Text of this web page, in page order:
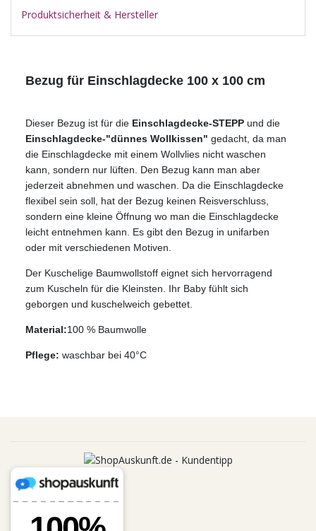
Produktsicherheit & Hersteller
Bezug für Einschlagdecke 100 x 100 cm
Dieser Bezug ist für die Einschlagdecke-STEPP und die
Einschlagdecke-"dünnes Wollkissen" gedacht, da man
die Einschlagdecke mit einem Wollvlies nicht waschen
kann, sondern nur lüften. Den Bezug kann man aber
jederzeit abnehmen und waschen. Da die Einschlagdecke
flexibel sein soll, hat der Bezug keinen Reisverschluss,
sondern eine kleine Öffnung wo man die Einschlagdecke
leicht entnehmen kann. Es gibt den Bezug in unifarben
oder mit verschiedenen Motiven.
Der Kuschelige Baumwollstoff eignet sich hervorragend
zum Kuscheln für die Kleinsten. Ihr Baby fühlt sich
geborgen und kuschelweich gebettet.
Material:100 % Baumwolle
Pflege: waschbar bei 40°C